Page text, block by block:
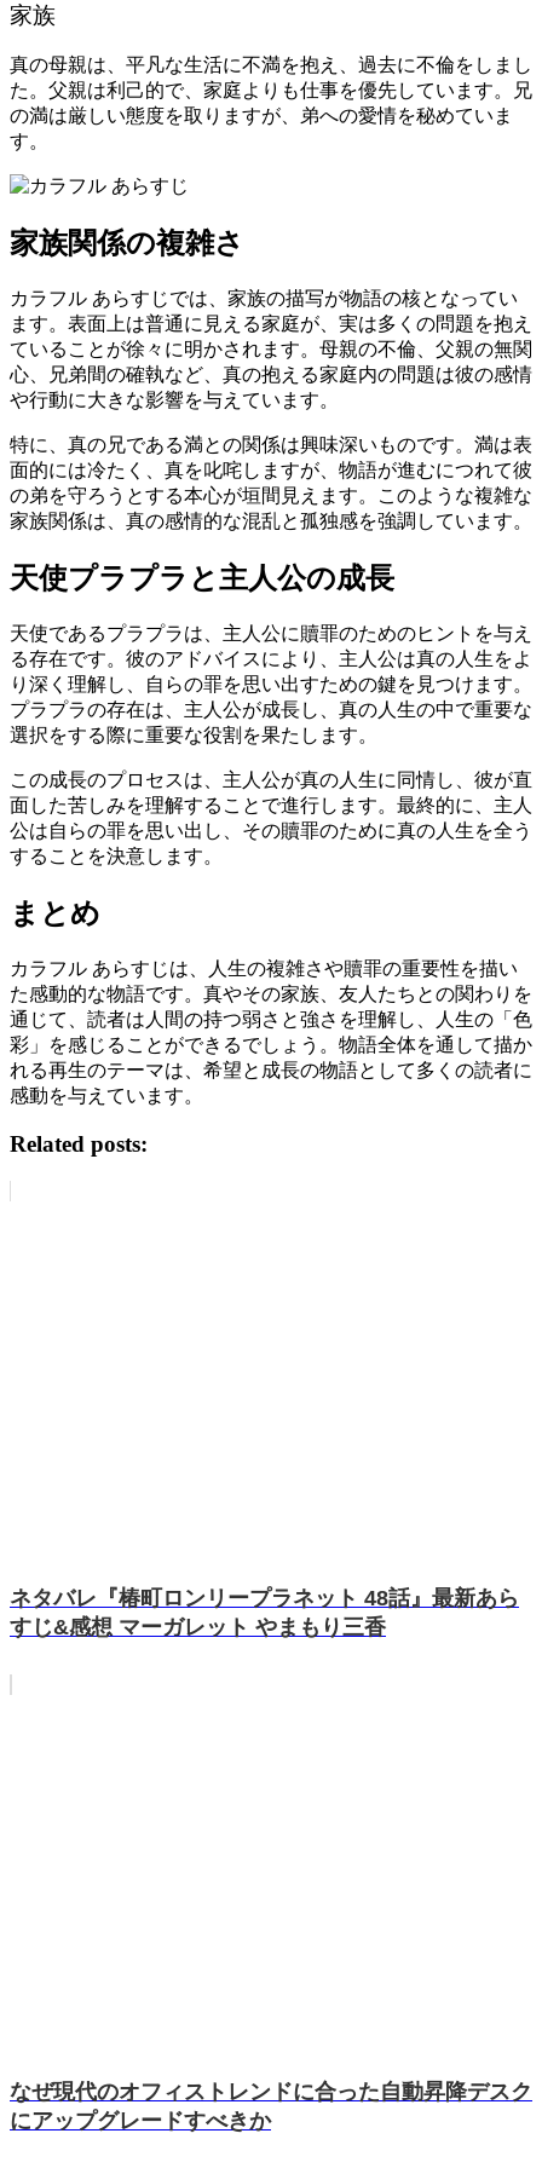
家族
真の母親は、平凡な生活に不満を抱え、過去に不倫をしまし
た。父親は利己的で、家庭よりも仕事を優先しています。兄
の満は厳しい態度を取りますが、弟への愛情を秘めていま
す。
家族関係の複雑さ
カラフル あらすじでは、家族の描写が物語の核となってい
ます。表面上は普通に見える家庭が、実は多くの問題を抱え
ていることが徐々に明かされます。母親の不倫、父親の無関
心、兄弟間の確執など、真の抱える家庭内の問題は彼の感情
や行動に大きな影響を与えています。
特に、真の兄である満との関係は興味深いものです。満は表
面的には冷たく、真を叱咤しますが、物語が進むにつれて彼
の弟を守ろうとする本心が垣間見えます。このような複雑な
家族関係は、真の感情的な混乱と孤独感を強調しています。
天使プラプラと主人公の成長
天使であるプラプラは、主人公に贖罪のためのヒントを与え
る存在です。彼のアドバイスにより、主人公は真の人生をよ
り深く理解し、自らの罪を思い出すための鍵を見つけます。
プラプラの存在は、主人公が成長し、真の人生の中で重要な
選択をする際に重要な役割を果たします。
この成長のプロセスは、主人公が真の人生に同情し、彼が直
面した苦しみを理解することで進行します。最終的に、主人
公は自らの罪を思い出し、その贖罪のために真の人生を全う
することを決意します。
まとめ
カラフル あらすじは、人生の複雑さや贖罪の重要性を描い
た感動的な物語です。真やその家族、友人たちとの関わりを
通じて、読者は人間の持つ弱さと強さを理解し、人生の「色
彩」を感じることができるでしょう。物語全体を通して描か
れる再生のテーマは、希望と成長の物語として多くの読者に
感動を与えています。
Related posts:
ネタバレ『椿町ロンリープラネット 48話』最新あら
すじ&感想 マーガレット やまもり三香
なぜ現代のオフィストレンドに合った自動昇降デスク
にアップグレードすべきか